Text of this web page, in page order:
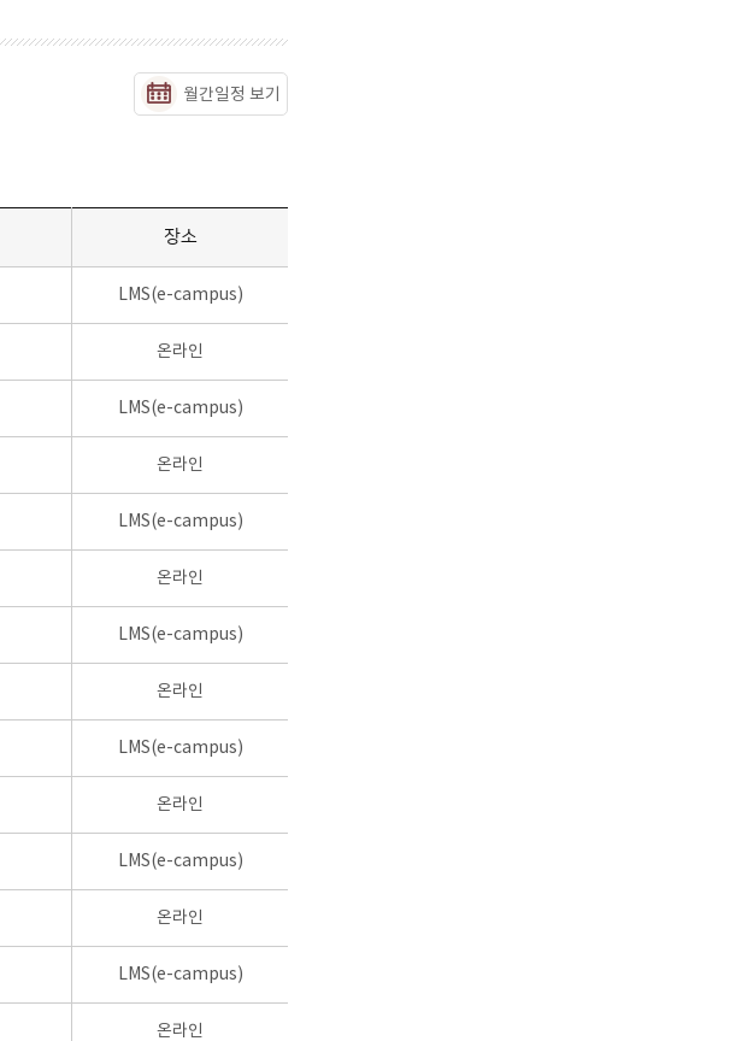
월간일정 보기
장소
LMS(e-campus)
온라인
LMS(e-campus)
온라인
LMS(e-campus)
온라인
LMS(e-campus)
온라인
LMS(e-campus)
온라인
LMS(e-campus)
온라인
LMS(e-campus)
온라인